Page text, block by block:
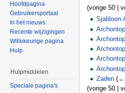
(vorige 50 |
Zaden (←
(vorige 50 |
Hoofdpagina
Gebruikersportaal
In het nieuws
Recente wijzigingen
Willekeurige pagina
Hulp
Hulpmiddelen
Speciale pagina's